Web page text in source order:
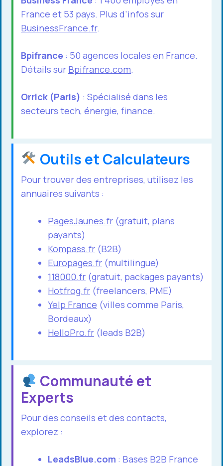
France et 53 pays. Plus d’infos sur
BusinessFrance.fr.
Bpifrance : 50 agences locales en France.
Détails sur Bpifrance.com.
Orrick (Paris) : Spécialisé dans les
secteurs tech, énergie, finance.
Outils et Calculateurs
Pour trouver des entreprises, utilisez les
annuaires suivants :
PagesJaunes.fr (gratuit, plans
payants)
Kompass.fr (B2B)
Europages.fr (multilingue)
118000.fr (gratuit, packages payants)
Hotfrog.fr (freelancers, PME)
Yelp France (villes comme Paris,
Bordeaux)
HelloPro.fr (leads B2B)
Communauté et
Experts
Pour des conseils et des contacts,
explorez :
LeadsBlue.com : Bases B2B France